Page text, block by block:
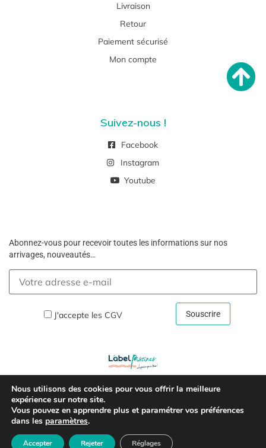
Livraison
Retour
Paiement sécurisé
Mon compte
Suivez-nous !
Facebook
Instagram
Youtube
Abonnez-vous pour recevoir toutes les informations sur nos
arrivages, nouveautés…
J'accepte les CGV
Copyright © 2026 –
Confidentialité
Nous utilisons des cookies pour vous offrir la meilleure
expérience sur notre site.
Vous pouvez en apprendre plus et paramétrer vos préférences
dans les paramètres.
Accepter Rejeter Réglages